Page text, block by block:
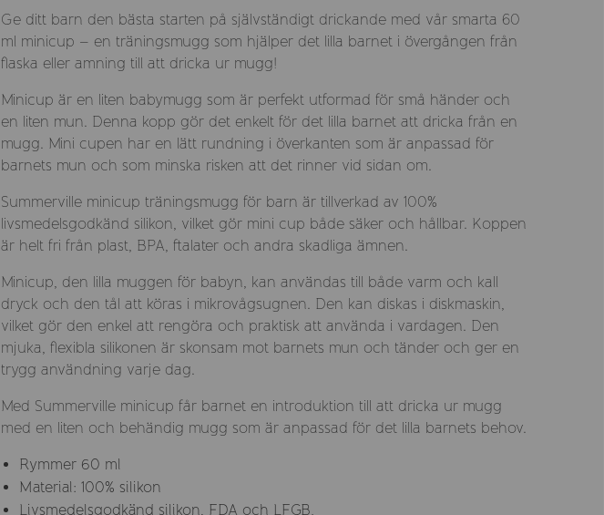
Ge ditt barn den bästa starten på självständigt drickande med vår smarta 60
ml minicup – en träningsmugg som hjälper det lilla barnet i övergången från
flaska eller amning till att dricka ur mugg!
Minicup är en liten babymugg som är perfekt utformad för små händer och
en liten mun. Denna kopp gör det enkelt för det lilla barnet att dricka från en
mugg. Mini cupen har en lätt rundning i överkanten som är anpassad för
barnets mun och som minska risken att det rinner vid sidan om.
Summerville minicup träningsmugg för barn är tillverkad av 100%
livsmedelsgodkänd silikon, vilket gör mini cup både säker och hållbar. Koppen
är helt fri från plast, BPA, ftalater och andra skadliga ämnen.
Minicup, den lilla muggen för babyn, kan användas till både varm och kall
dryck och den tål att köras i mikrovågsugnen. Den kan diskas i diskmaskin,
vilket gör den enkel att rengöra och praktisk att använda i vardagen. Den
mjuka, flexibla silikonen är skonsam mot barnets mun och tänder och ger en
trygg användning varje dag.
Med Summerville minicup får barnet en introduktion till att dricka ur mugg
med en liten och behändig mugg som är anpassad för det lilla barnets behov.
Rymmer 60 ml
Material: 100% silikon
Livsmedelsgodkänd silikon, FDA och LFGB.